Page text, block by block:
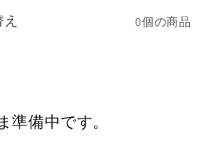
0個の商品
準備中です。